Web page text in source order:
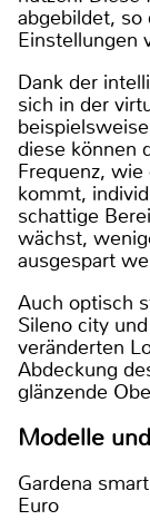
abgebildet, so
Einstellungen
Dank der
sich in der
diese können
Frequenz,
kommt,
schattige
wächst,
ausgespart
Auch optisch
Sileno city
veränderten
Abdeckung
glänzende
Modelle
Gardena
Euro